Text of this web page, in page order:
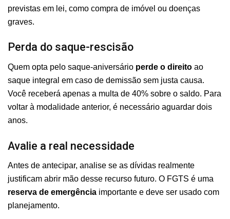
previstas em lei, como compra de imóvel ou doenças
graves.
Perda do saque-rescisão
Quem opta pelo saque-aniversário perde o direito ao
saque integral em caso de demissão sem justa causa.
Você receberá apenas a multa de 40% sobre o saldo. Para
voltar à modalidade anterior, é necessário aguardar dois
anos.
Avalie a real necessidade
Antes de antecipar, analise se as dívidas realmente
justificam abrir mão desse recurso futuro. O FGTS é uma
reserva de emergência importante e deve ser usado com
planejamento.